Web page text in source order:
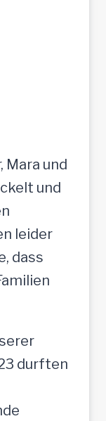
Mara und
und
leider
dass
durften